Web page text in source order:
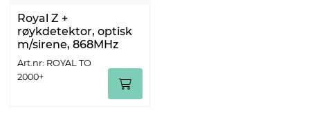
Royal Z +
røykdetektor, optisk
m/sirene, 868MHz
Art.nr: ROYAL TO
2000+